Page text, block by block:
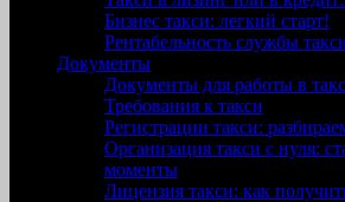
Бизнес такси: легкий старт!
Рентабельность службы
Документы
Документы для работы в
Требования к такси
Регистрации такси:
Организация такси с нуля:
моменты
Лицензия такси: как